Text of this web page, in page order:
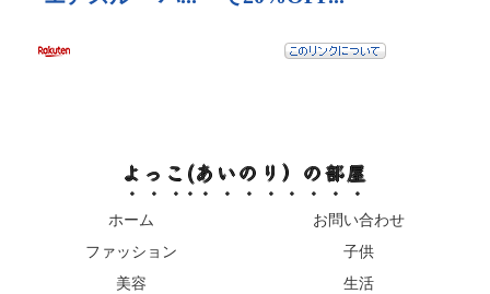
よっこ(あいのり）の部屋
ホーム
お問い合わせ
ファッション
子供
美容
生活